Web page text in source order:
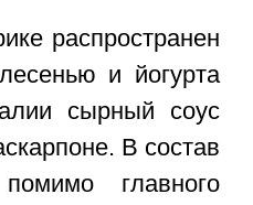
распространен
и йогурта
сырный соус
В состав
главного